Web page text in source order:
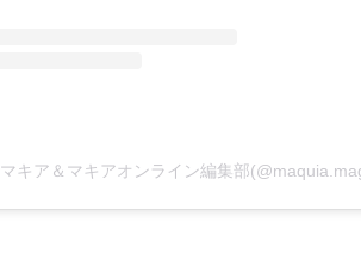
マキア＆マキアオンライン編集部